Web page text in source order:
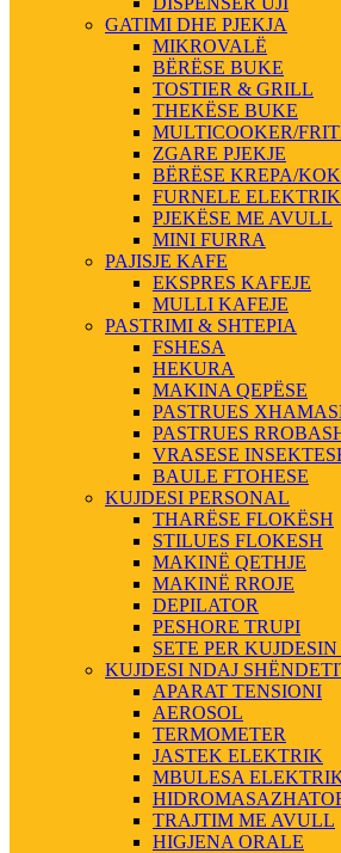
GATIMI DHE PJEKJA
MIKROVALË
BËRËSE BUKE
TOSTIER & GRILL
THEKËSE BUKE
MULTICOOKER/
ZGARE PJEKJE
BËRËSE KREPA/
FURNELE
PJEKËSE ME AVULL
MINI FURRA
PAJISJE KAFE
EKSPRES KAFEJE
MULLI KAFEJE
PASTRIMI & SHTEPIA
FSHESA
HEKURA
MAKINA QEPËSE
PASTRUES
PASTRUES
VRASESE
BAULE FTOHESE
KUJDESI PERSONAL
THARËSE FLOKËSH
STILUES FLOKESH
MAKINË QETHJE
MAKINË RROJE
DEPILATOR
PESHORE TRUPI
SETE PER
KUJDESI NDAJ
APARAT TENSIONI
AEROSOL
TERMOMETER
JASTEK ELEKTRIK
MBULESA
TRAJTIM ME AVULL
HIGJENA ORALE